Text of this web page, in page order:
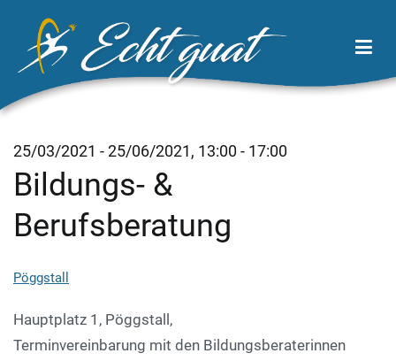
springen
Echt Guat
Wirtschaftsregion Tor zum Waldviertel
25/03/2021 - 25/06/2021, 13:00 - 17:00
Bildungs- &
Berufsberatung
Pöggstall
Hauptplatz 1, Pöggstall,
Terminvereinbarung mit den Bildungsberaterinnen